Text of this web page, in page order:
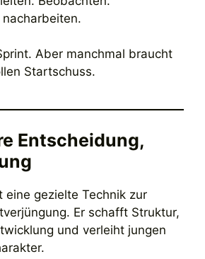
Aber manchmal braucht
Startschuss.
Entscheidung,
eine gezielte Technik zur
Er schafft Struktur,
und verleiht jungen